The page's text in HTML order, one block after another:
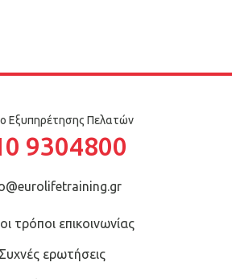
Εξυπηρέτησης Πελατών
9304800
τρόποι επικοινωνίας
Συχνές ερωτήσεις